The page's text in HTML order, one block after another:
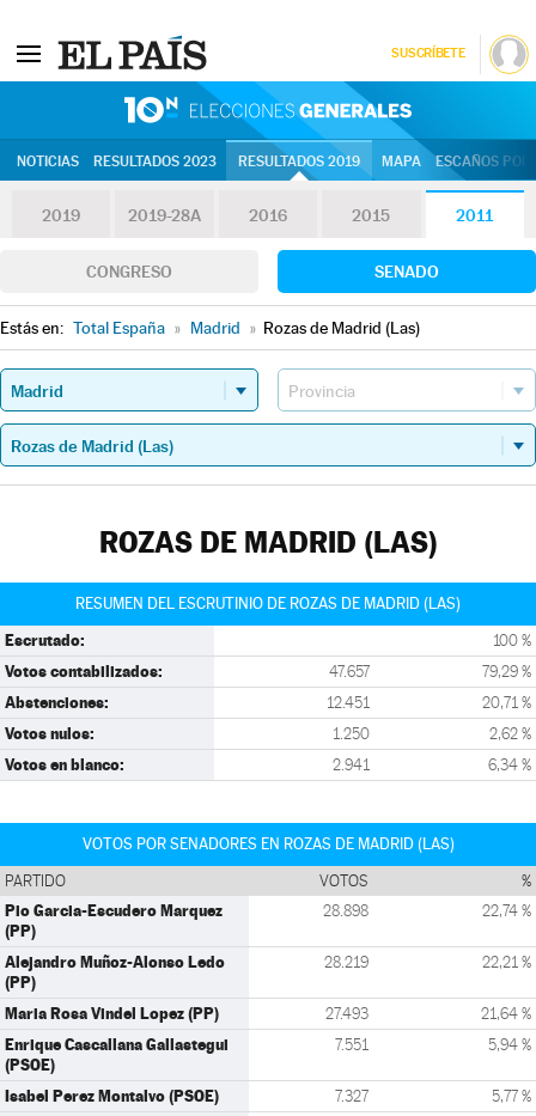
SUSCRÍBETE
NOTICIAS RESULTADOS 2023 RESULTADOS 2019 MAPA ESCAÑOS
2019 2019-28A 2016 2015 2011
CONGRESO SENADO
Estás en: Total España » Madrid » Rozas de Madrid (Las)
ROZAS DE MADRID (LAS)
RESUMEN DEL ESCRUTINIO DE ROZAS DE MADRID (LAS)
Escrutado: 100 %
Votos contabilizados: 47.657 79,29 %
Abstenciones: 12.451 20,71 %
Votos nulos: 1.250 2,62 %
Votos en blanco: 2.941 6,34 %
VOTOS POR SENADORES EN ROZAS DE MADRID (LAS)
PARTIDO VOTOS %
Pio Garcia-Escudero Marquez
(PP)
28.898 22,74 %
Alejandro Muñoz-Alonso Ledo
(PP)
28.219 22,21 %
Maria Rosa Vindel Lopez (PP) 27.493 21,64 %
Enrique Cascallana Gallastegui
(PSOE)
7.551 5,94 %
Isabel Perez Montalvo (PSOE) 7.327 5,77 %